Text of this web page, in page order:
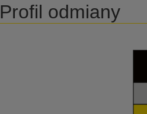
Profil odmiany